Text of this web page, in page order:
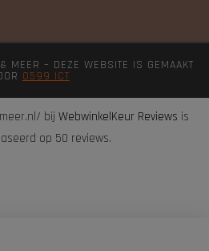
– DEZE WEBSITE IS GEMAAKT
0599 ICT
bij WebwinkelKeur Reviews is
op 50 reviews.